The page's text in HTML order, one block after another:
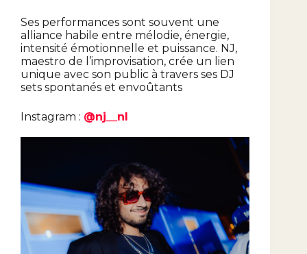
Ses performances sont souvent une
alliance habile entre mélodie, énergie,
intensité émotionnelle et puissance. NJ,
maestro de l’improvisation, crée un lien
unique avec son public à travers ses DJ
sets spontanés et envoûtants
Instagram : @nj__nl